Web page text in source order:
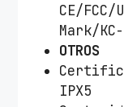
CE/
Mark/
OTROS
IPX5